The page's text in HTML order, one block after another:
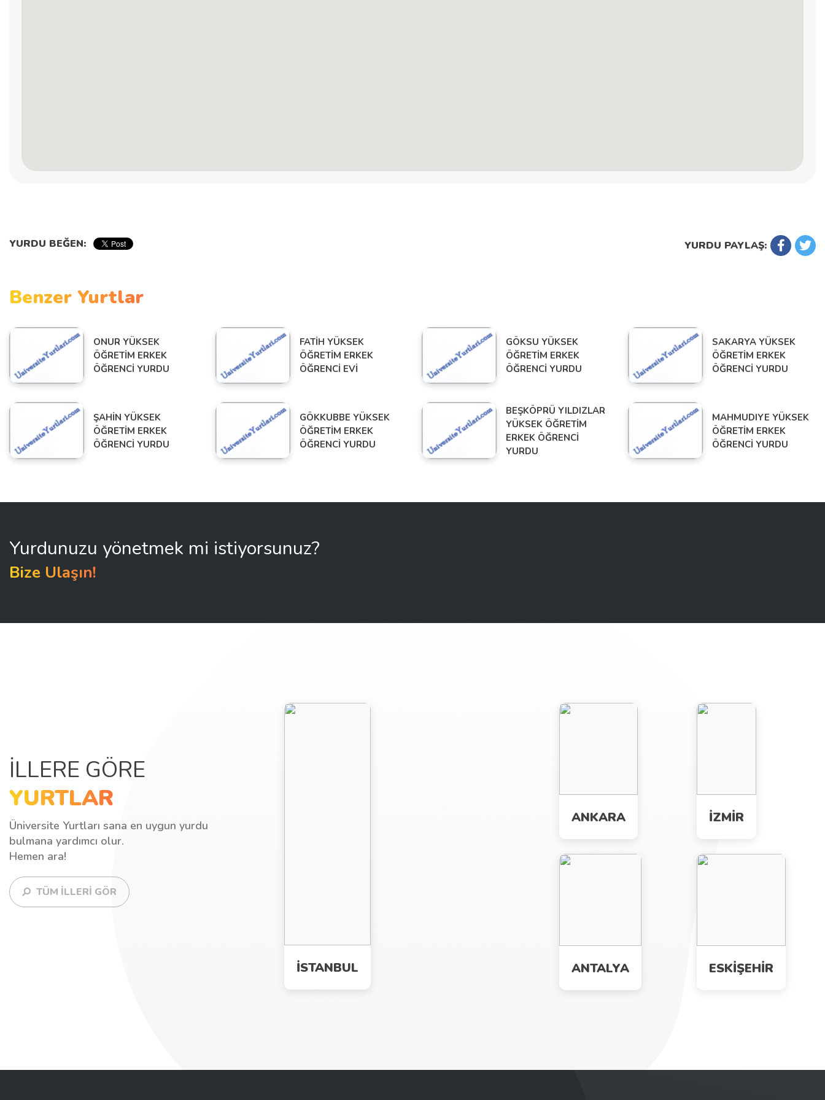
YURDU BEĞEN: YURDU PAYLAŞ:
Benzer Yurtlar
ONUR YÜKSEK
ÖĞRETİM ERKEK
ÖĞRENCİ YURDU
FATİH YÜKSEK
ÖĞRETİM ERKEK
ÖĞRENCİ EVİ
GÖKSU YÜKSEK
ÖĞRETİM ERKEK
ÖĞRENCİ YURDU
SAKARYA YÜKSEK
ÖĞRETİM ERKEK
ÖĞRENCİ YURDU
ŞAHİN YÜKSEK
ÖĞRETİM ERKEK
ÖĞRENCİ YURDU
GÖKKUBBE YÜKSEK
ÖĞRETİM ERKEK
ÖĞRENCİ YURDU
BEŞKÖPRÜ YILDIZLAR
YÜKSEK ÖĞRETİM
ERKEK ÖĞRENCİ
YURDU
MAHMUDIYE YÜKSEK
ÖĞRETİM ERKEK
ÖĞRENCİ YURDU
Yurdunuzu yönetmek mi istiyorsunuz?
Bize Ulaşın!
İLLERE GÖRE
YURTLAR
Üniversite Yurtları sana en uygun yurdu
bulmana yardımcı olur.
Hemen ara!
TÜM İLLERİ GÖR
İSTANBUL
ANKARA İZMİR
ANTALYA ESKİŞEHİR